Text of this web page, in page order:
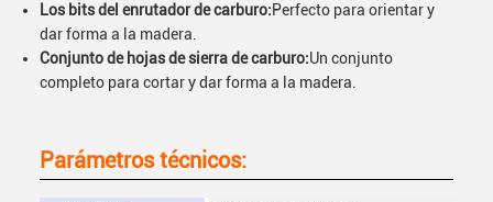
Los bits del enrutador de carburo:Perfecto para orientar y
dar forma a la madera.
Conjunto de hojas de sierra de carburo:Un conjunto
completo para cortar y dar forma a la madera.
Parámetros técnicos: